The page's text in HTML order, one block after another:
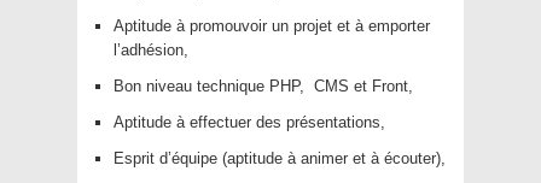
Aptitude à promouvoir un projet et à emporter
l’adhésion,
Bon niveau technique PHP, CMS et Front,
Aptitude à effectuer des présentations,
Esprit d’équipe (aptitude à animer et à écouter),